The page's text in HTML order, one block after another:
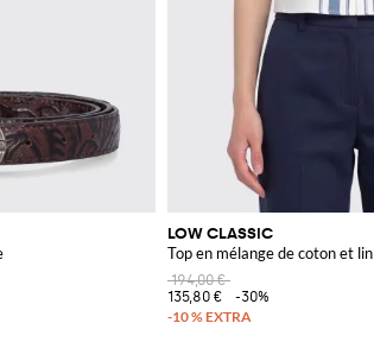
LOW CLASSIC
Top en mélange de coton et lin
194,00 €
135,80 €
-30%